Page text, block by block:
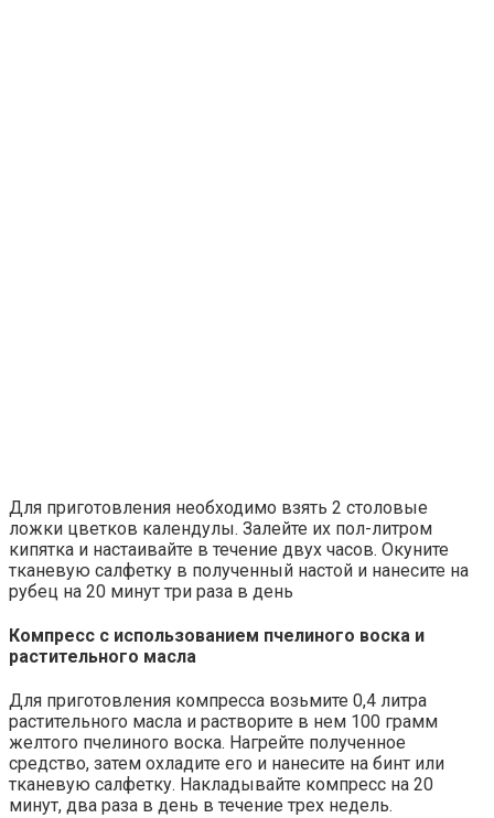
Для приготовления необходимо взять 2 столовые
ложки цветков календулы. Залейте их пол-литром
кипятка и настаивайте в течение двух часов. Окуните
тканевую салфетку в полученный настой и нанесите на
рубец на 20 минут три раза в день
Компресс с использованием пчелиного воска и
растительного масла
Для приготовления компресса возьмите 0,4 литра
растительного масла и растворите в нем 100 грамм
желтого пчелиного воска. Нагрейте полученное
средство, затем охладите его и нанесите на бинт или
тканевую салфетку. Накладывайте компресс на 20
минут, два раза в день в течение трех недель.